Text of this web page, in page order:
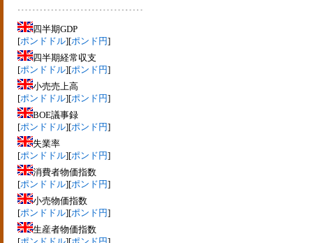
四半期GDP
[ポンドドル][ポンド円]
四半期経常収支
[ポンドドル][ポンド円]
小売売上高
[ポンドドル][ポンド円]
BOE議事録
[ポンドドル][ポンド円]
失業率
[ポンドドル][ポンド円]
消費者物価指数
[ポンドドル][ポンド円]
小売物価指数
[ポンドドル][ポンド円]
生産者物価指数